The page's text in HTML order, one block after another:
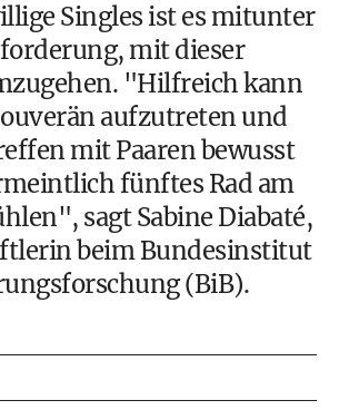
Singles ist es mitunter
mit dieser
"Hilfreich kann
aufzutreten und
mit Paaren bewusst
fünftes Rad am
sagt Sabine Diabaté,
beim Bundesinstitut
(BiB).